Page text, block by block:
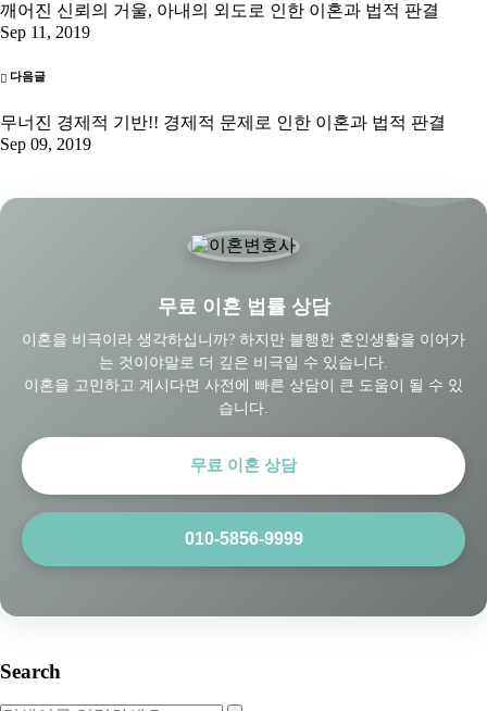
깨어진 신뢰의 거울, 아내의 외도로 인한 이혼과 법적 판결
Sep 11, 2019
다음글
무너진 경제적 기반!! 경제적 문제로 인한 이혼과 법적 판결
Sep 09, 2019
무료 이혼 법률 상담
이혼을 비극이라 생각하십니까? 하지만 불행한 혼인생활을 이어가
는 것이야말로 더 깊은 비극일 수 있습니다.
이혼을 고민하고 계시다면 사전에 빠른 상담이 큰 도움이 될 수 있
습니다.
무료 이혼 상담
010-5856-9999
Search